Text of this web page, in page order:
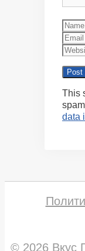
Name
This
data
© 2026 Вкус